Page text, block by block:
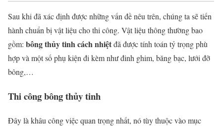
Sau khi đã xác định được những vấn đề nêu trên, chúng ta sẽ tiến
hành chuẩn bị vật liệu cho thi công. Vật liệu thông thường bao
gồm: bông thủy tinh cách nhiệtđã được tính toán tỷ trọng phù
hợp và một số phụ kiện đi kèm như đinh ghim, băng bạc, lưới đỡ
bông,…
Thi công bông thủy tinh
Đây là khâu công việc quan trọng nhất, nó tùy thuộc vào mục